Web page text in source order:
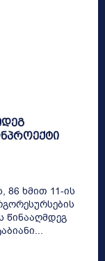
86 ხმით 11-ის
წინააღმდეგ